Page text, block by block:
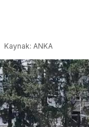
Kaynak: ANKA